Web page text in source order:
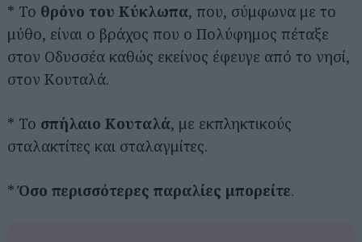
* Το θρόνο του Κύκλωπα, που, σύμφωνα με το
μύθο, είναι ο βράχος που ο Πολύφημος πέταξε
στον Οδυσσέα καθώς εκείνος έφευγε από το νησί,
στον Κουταλά.
* Το σπήλαιο Κουταλά, με εκπληκτικούς
σταλακτίτες και σταλαγμίτες.
*Όσο περισσότερες παραλίες μπορείτε.